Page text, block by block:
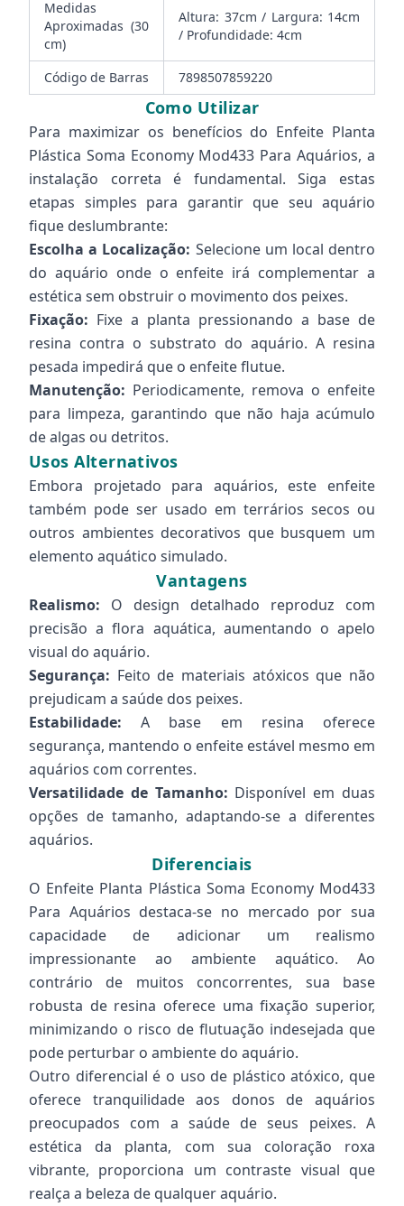
Medidas
Aproximadas (30
cm)
Altura: 37cm / Largura: 14cm
/ Profundidade: 4cm
Código de Barras 7898507859220
Como Utilizar
Para maximizar os benefícios do Enfeite Planta
Plástica Soma Economy Mod433 Para Aquários, a
instalação correta é fundamental. Siga estas
etapas simples para garantir que seu aquário
fique deslumbrante:
Escolha a Localização: Selecione um local dentro
do aquário onde o enfeite irá complementar a
estética sem obstruir o movimento dos peixes.
Fixação: Fixe a planta pressionando a base de
resina contra o substrato do aquário. A resina
pesada impedirá que o enfeite flutue.
Manutenção: Periodicamente, remova o enfeite
para limpeza, garantindo que não haja acúmulo
de algas ou detritos.
Usos Alternativos
Embora projetado para aquários, este enfeite
também pode ser usado em terrários secos ou
outros ambientes decorativos que busquem um
elemento aquático simulado.
Vantagens
Realismo: O design detalhado reproduz com
precisão a flora aquática, aumentando o apelo
visual do aquário.
Segurança: Feito de materiais atóxicos que não
prejudicam a saúde dos peixes.
Estabilidade: A base em resina oferece
segurança, mantendo o enfeite estável mesmo em
aquários com correntes.
Versatilidade de Tamanho: Disponível em duas
opções de tamanho, adaptando-se a diferentes
aquários.
Diferenciais
O Enfeite Planta Plástica Soma Economy Mod433
Para Aquários destaca-se no mercado por sua
capacidade de adicionar um realismo
impressionante ao ambiente aquático. Ao
contrário de muitos concorrentes, sua base
robusta de resina oferece uma fixação superior,
minimizando o risco de flutuação indesejada que
pode perturbar o ambiente do aquário.
Outro diferencial é o uso de plástico atóxico, que
oferece tranquilidade aos donos de aquários
preocupados com a saúde de seus peixes. A
estética da planta, com sua coloração roxa
vibrante, proporciona um contraste visual que
realça a beleza de qualquer aquário.